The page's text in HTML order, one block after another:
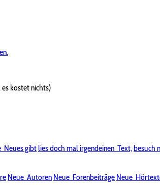
es kostet nichts)
Neues gibtlies doch mal irgendeinen Text,besuch
Neue Autoren Neue Forenbeiträge Neue